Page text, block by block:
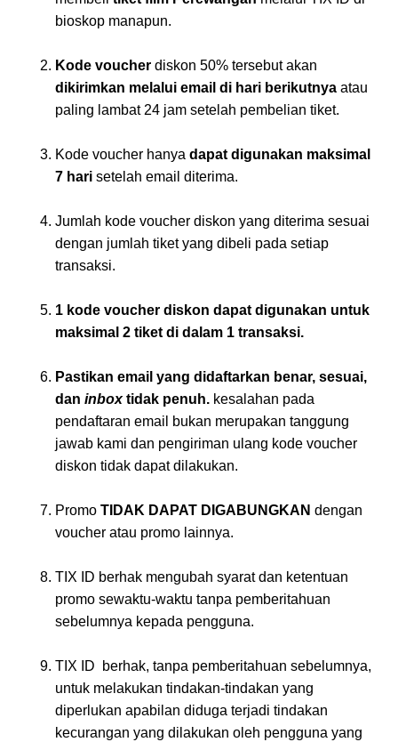
bioskop manapun.
Kode voucher diskon 50% tersebut akan
dikirimkan melalui email di hari berikutnya atau
paling lambat 24 jam setelah pembelian tiket.
Kode voucher hanya dapat digunakan maksimal
7 hari setelah email diterima.
Jumlah kode voucher diskon yang diterima sesuai
dengan jumlah tiket yang dibeli pada setiap
transaksi.
1 kode voucher diskon dapat digunakan untuk
maksimal 2 tiket di dalam 1 transaksi.
Pastikan email yang didaftarkan benar, sesuai,
dan inboxtidak penuh. kesalahan pada
pendaftaran email bukan merupakan tanggung
jawab kami dan pengiriman ulang kode voucher
diskon tidak dapat dilakukan.
Promo TIDAK DAPAT DIGABUNGKAN dengan
voucher atau promo lainnya.
TIX ID berhak mengubah syarat dan ketentuan
promo sewaktu-waktu tanpa pemberitahuan
sebelumnya kepada pengguna.
TIX ID berhak, tanpa pemberitahuan sebelumnya,
untuk melakukan tindakan-tindakan yang
diperlukan apabilan diduga terjadi tindakan
kecurangan yang dilakukan oleh pengguna yang